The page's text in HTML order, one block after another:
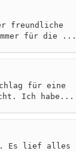
freundliche
für die ...
für eine
Ich habe...
Es lief alles